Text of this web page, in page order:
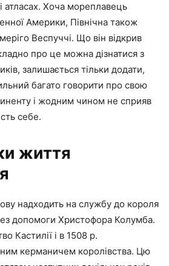
атласах. Хоча мореплавець
Америки, Північна також
Веспуччі. Що він відкрив
про це можна дізнатися з
залишається тільки додати,
багато говорити про свою
і жодним чином не сприяв
себе.
життя
надходить на службу до короля
допомоги Христофора Колумба.
Кастилії і в 1508 р.
керманичем королівства. Цю